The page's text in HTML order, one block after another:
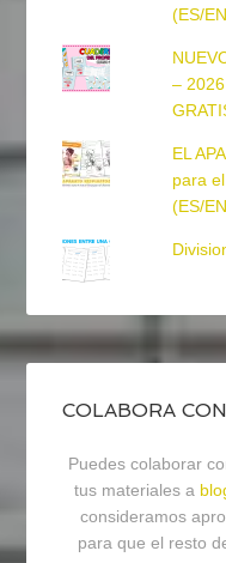
(ES/
–
EL
para
(ES/
COLABORA
Puedes colaborar
tus materiales a
consideramos
para que el resto